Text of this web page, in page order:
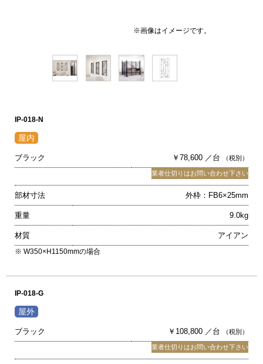
※画像はイメージです。
IP-018-N
ブラック ￥78,600 ／台 （税別）
業者仕切りはお問い合わせ下さい
部材寸法 外枠：FB6×25mm
重量 9.0kg
材質 アイアン
※ W350×H1150mmの場合
IP-018-G
ブラック ￥108,800 ／台 （税別）
業者仕切りはお問い合わせ下さい